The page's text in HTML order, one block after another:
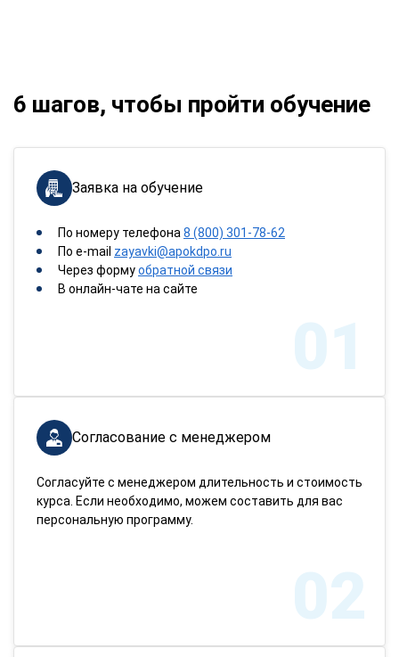
6 шагов, чтобы пройти обучение
Заявка на обучение
По номеру телефона 8 (800) 301-78-62
По e-mail zayavki@apokdpo.ru
Через формуобратной связи
В онлайн-чате на сайте
01
Согласование с менеджером
Согласуйте с менеджером длительность и стоимость
курса. Если необходимо, можем составить для вас
персональную программу.
02